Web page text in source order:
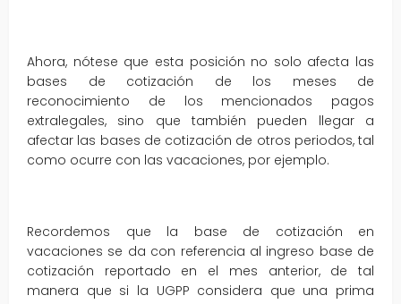
Ahora, nótese que esta posición no solo afecta las
bases de cotización de los meses de
reconocimiento de los mencionados pagos
extralegales, sino que también pueden llegar a
afectar las bases de cotización de otros periodos, tal
como ocurre con las vacaciones, por ejemplo.
Recordemos que la base de cotización en
vacaciones se da con referencia al ingreso base de
cotización reportado en el mes anterior, de tal
manera que si la UGPP considera que una prima